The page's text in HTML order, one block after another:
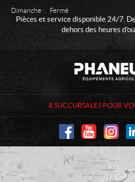
Dimanche :
Fermé
Pièces et service disponible 24/7.
dehors des heures
t
c
n
u
É
q
u
8 SUCCURSALES POUR